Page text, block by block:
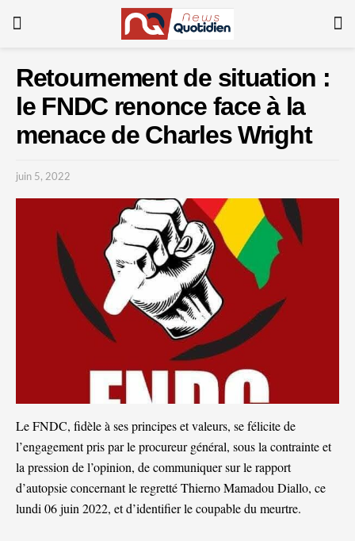
Retournement de situation :
le FNDC renonce face à la
menace de Charles Wright
juin 5, 2022
Le FNDC, fidèle à ses principes et valeurs, se félicite de
l’engagement pris par le procureur général, sous la contrainte et
la pression de l’opinion, de communiquer sur le rapport
d’autopsie concernant le regretté Thierno Mamadou Diallo, ce
lundi 06 juin 2022, et d’identifier le coupable du meurtre.